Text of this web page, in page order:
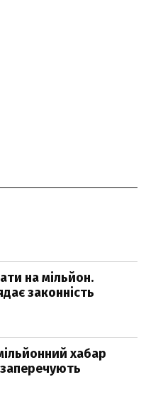
на мільйон.
законність
хабар